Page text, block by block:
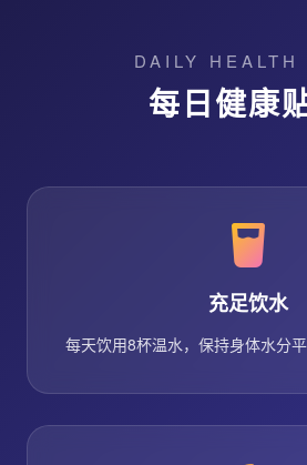
DAILY HEALTH
每日健康
充足饮水
每天饮用8杯温水，保持身体水分